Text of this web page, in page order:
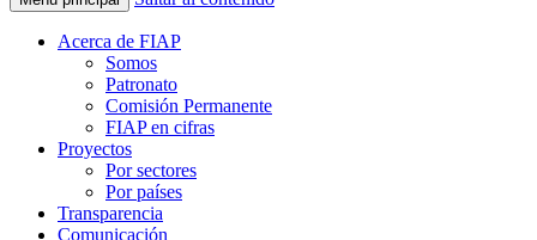
Acerca de FIAP
Somos
Patronato
Comisión Permanente
FIAP en cifras
Proyectos
Por sectores
Por países
Transparencia
Comunicación